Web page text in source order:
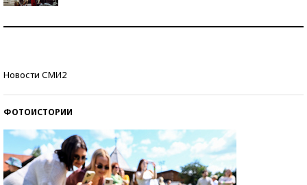
Новости СМИ2
ФОТОИСТОРИИ